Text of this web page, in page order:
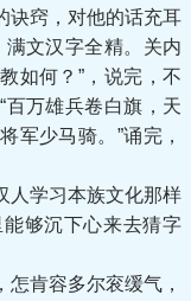
窍，对他的话充耳
文汉字全精。关内
如何？”，说完，不
万雄兵卷白旗，天
军少马骑。”诵完，
学习本族文化那样
够沉下心来去猜字
肯容多尔衮缓气，